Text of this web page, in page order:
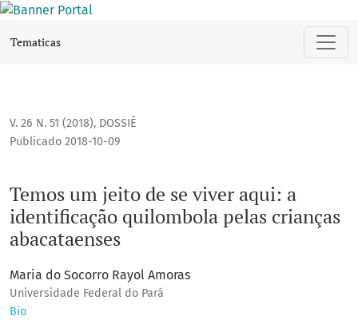
Temos um jeito de se viver aqui: a identificação
Tematicas
V. 26 N. 51 (2018), DOSSIÊ
Temos um jeito de se viver aqui: a
identificação quilombola pelas crianças
abacataenses
Publicado 2018-10-09
Maria do Socorro Rayol Amoras
Universidade Federal do Pará
Bio